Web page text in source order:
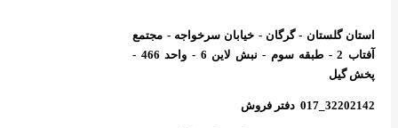
استان گلستان - گرگان - خیابان سرخواجه - مجتمع
آفتاب 2 - طبقه سوم - نبش لاین 6 - واحد 466 -
پخش گیل
32202142_017 دفتر فروش